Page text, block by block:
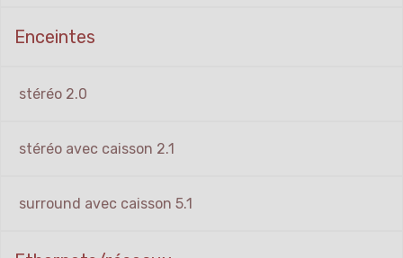
Enceintes
stéréo 2.0
stéréo avec caisson 2.1
surround avec caisson 5.1